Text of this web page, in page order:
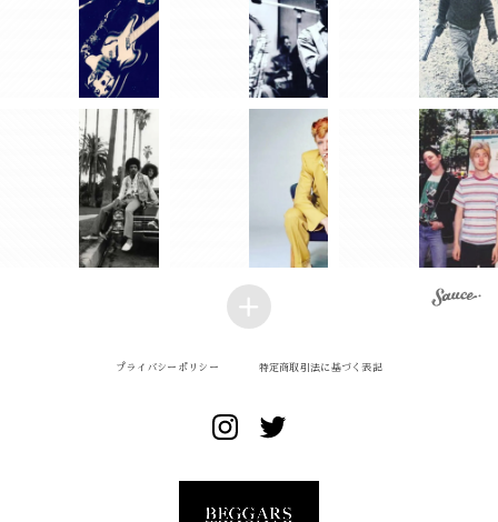
プライバシーポリシー 特定商取引法に基づく表記